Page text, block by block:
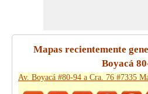
Mapas recientemente
Boyacá
Av. Boyacá #80-94 a Cra. 76 #7335